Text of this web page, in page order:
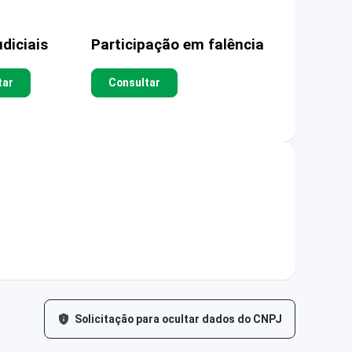
Participação em falência
Consultar
Solicitação para ocultar dados do CNPJ